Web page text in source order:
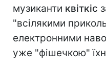
музиканти квіткіс
"всілякими
електронними
уже "фішечкою"